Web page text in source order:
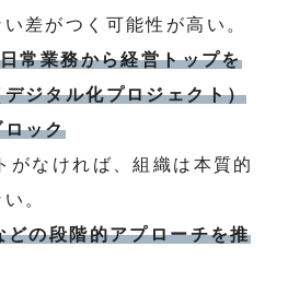
差がつく可能性が高い。
常業務から経営トップを
ジタル化プロジェクト）
ロック
なければ、組織は本質的
。
の段階的アプローチを推